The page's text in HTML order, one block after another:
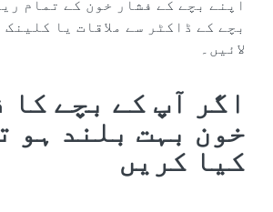
اپنے بچے کے فشار خون کے تمام
بچے کے ڈاکٹر سے ملاقات یا
لائیں۔
اگر آپ کے بچے کا
خون بہت بلند ہو
کیا کریں